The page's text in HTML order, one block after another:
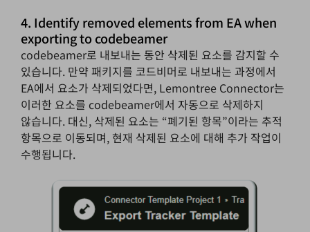
4. Identify removed elements from EA when
exporting to codebeamer
codebeamer로 내보내는 동안 삭제된 요소를 감지할 수
있습니다. 만약 패키지를 코드비머로 내보내는 과정에서
EA에서 요소가 삭제되었다면, Lemontree Connector는
이러한 요소를 codebeamer에서 자동으로 삭제하지
않습니다. 대신, 삭제된 요소는 “폐기된 항목”이라는 추적
항목으로 이동되며, 현재 삭제된 요소에 대해 추가 작업이
수행됩니다.